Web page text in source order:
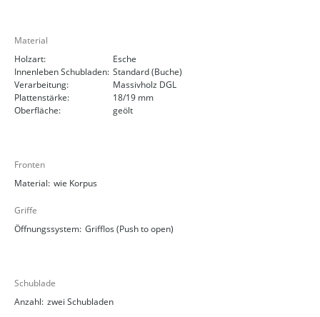
Material
Holzart:
Esche
Innenleben Schubladen: Standard (Buche)
Verarbeitung:
Massivholz DGL
Plattenstärke:
18/19 mm
Oberfläche:
geölt
Fronten
Material: wie Korpus
Griffe
Öffnungssystem: Grifflos (Push to open)
Schublade
Anzahl: zwei Schubladen